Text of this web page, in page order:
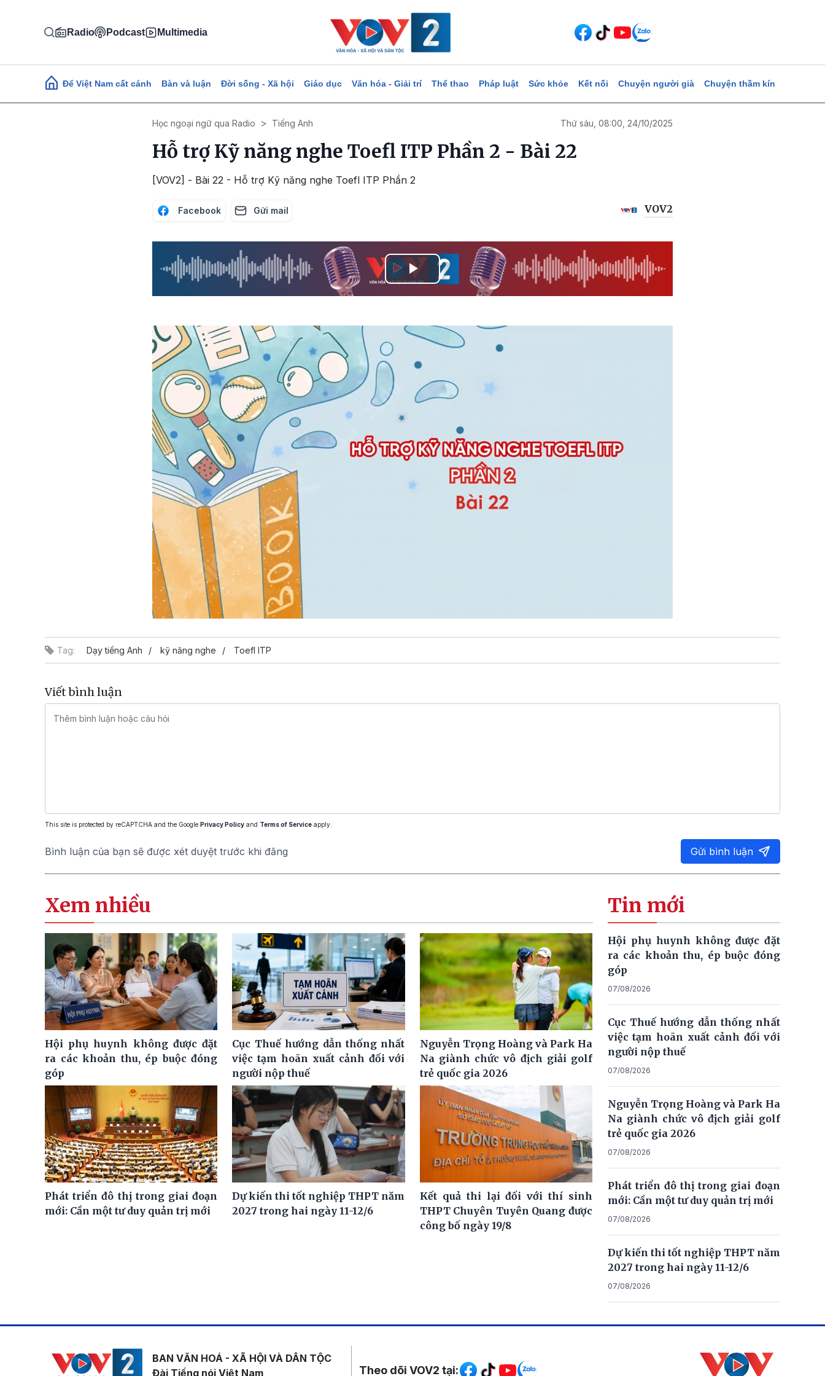
Radio Podcast Multimedia
Main navigation
Để Việt Nam cất cánh Bàn và luận Đời sống - Xã hội Giáo dục Văn hóa - Giải trí Thể thao Pháp luật Sức khỏe Kết nối Chuyện người già Chuyện thầm kín
Học ngoại ngữ qua Radio Tiếng Anh Thứ sáu, 08:00, 24/10/2025
Hỗ trợ Kỹ năng nghe Toefl ITP Phần 2 - Bài 22
[VOV2] - Bài 22 - Hỗ trợ Kỹ năng nghe Toefl ITP Phần 2
Facebook Gửi mail VOV2
Play
Tag: Dạy tiếng Anh kỹ năng nghe Toefl ITP
Viết bình luận
This site is protected by reCAPTCHA and the Google Privacy Policy and Terms of Service apply.
Bình luận của bạn sẽ được xét duyệt trước khi đăng Gửi bình luận
Xem nhiều
Hội phụ huynh không được đặt
ra các khoản thu, ép buộc đóng
góp
Cục Thuế hướng dẫn thống nhất
việc tạm hoãn xuất cảnh đối với
người nộp thuế
Nguyễn Trọng Hoàng và Park Ha
Na giành chức vô địch giải golf
trẻ quốc gia 2026
Phát triển đô thị trong giai đoạn
mới: Cần một tư duy quản trị mới
Dự kiến thi tốt nghiệp THPT năm
2027 trong hai ngày 11-12/6
Kết quả thi lại đối với thí sinh
THPT Chuyên Tuyên Quang được
công bố ngày 19/8
Tin mới
Hội phụ huynh không được đặt
ra các khoản thu, ép buộc đóng
góp
07/08/2026
Cục Thuế hướng dẫn thống nhất
việc tạm hoãn xuất cảnh đối với
người nộp thuế
07/08/2026
Nguyễn Trọng Hoàng và Park Ha
Na giành chức vô địch giải golf
trẻ quốc gia 2026
07/08/2026
Phát triển đô thị trong giai đoạn
mới: Cần một tư duy quản trị mới
07/08/2026
Dự kiến thi tốt nghiệp THPT năm
2027 trong hai ngày 11-12/6
07/08/2026
BAN VĂN HOÁ - XÃ HỘI VÀ DÂN TỘC
Đài Tiếng nói Việt Nam
Mạng xã hội
Theo dõi VOV2 tại: